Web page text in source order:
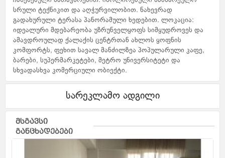
სრული ტექნიკით და აღჭურვილობით. ნახევრად
გადახურული ტერასა პანორამული ხედებით. ლოკაცია:
იდეალური მდებარეობა უზრუნველყოფს სიმყუდროვეს და
ამავდროულად ქალაქის ცენტრთან ახლოს ყოფნის
კომფორტს, ფეხით სავალ მანძილზეა პოპულარული კაფე,
ბარები, სუპერმარკეტები, მეტრო უნივერსიტეტი და
სხვადასხვა კომერციული ობიექტი.
სარეკლამო ადგილი
მსგავსი
განცხადებები